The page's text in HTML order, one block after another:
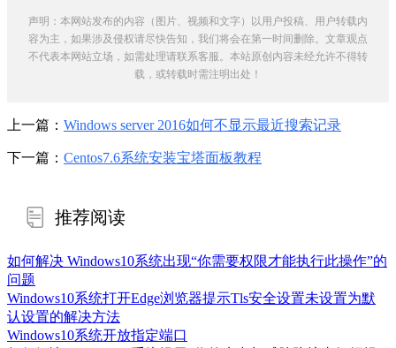
声明：本网站发布的内容（图片、视频和文字）以用户投稿、用户转载内
容为主，如果涉及侵权请尽快告知，我们将会在第一时间删除。文章观点
不代表本网站立场，如需处理请联系客服。本站原创内容未经允许不得转
载，或转载时需注明出处！
上一篇： Windows server 2016如何不显示最近搜索记录
下一篇： Centos7.6系统安装宝塔面板教程
推荐阅读
如何解决 Windows10系统出现“你需要权限才能执行此操作”的
问题
Windows10系统打开Edge浏览器提示Tls安全设置未设置为默
认设置的解决方法
Windows10系统开放指定端口